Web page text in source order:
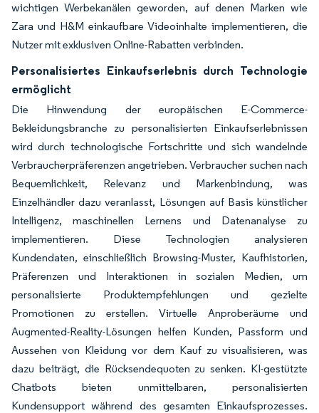
wichtigen Werbekanälen geworden, auf denen Marken wie
Zara und H&M einkaufbare Videoinhalte implementieren, die
Nutzer mit exklusiven Online-Rabatten verbinden.
Personalisiertes Einkaufserlebnis durch Technologie
ermöglicht
Die Hinwendung der europäischen E-Commerce-
Bekleidungsbranche zu personalisierten Einkaufserlebnissen
wird durch technologische Fortschritte und sich wandelnde
Verbraucherpräferenzen angetrieben. Verbraucher suchen nach
Bequemlichkeit, Relevanz und Markenbindung, was
Einzelhändler dazu veranlasst, Lösungen auf Basis künstlicher
Intelligenz, maschinellen Lernens und Datenanalyse zu
implementieren. Diese Technologien analysieren
Kundendaten, einschließlich Browsing-Muster, Kaufhistorien,
Präferenzen und Interaktionen in sozialen Medien, um
personalisierte Produktempfehlungen und gezielte
Promotionen zu erstellen. Virtuelle Anproberäume und
Augmented-Reality-Lösungen helfen Kunden, Passform und
Aussehen von Kleidung vor dem Kauf zu visualisieren, was
dazu beiträgt, die Rücksendequoten zu senken. KI-gestützte
Chatbots bieten unmittelbaren, personalisierten
Kundensupport während des gesamten Einkaufsprozesses.